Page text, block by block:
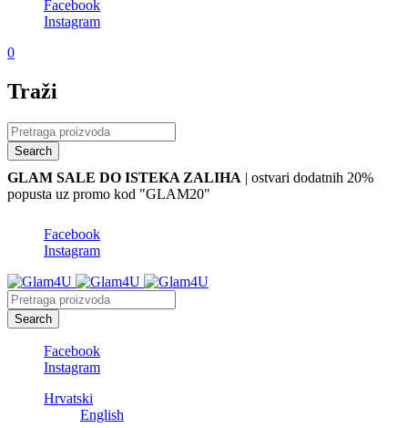
Facebook
Instagram
0
Traži
GLAM SALE DO ISTEKA ZALIHA | ostvari dodatnih 20%
popusta uz promo kod "GLAM20"
Facebook
Instagram
Facebook
Instagram
Hrvatski
English